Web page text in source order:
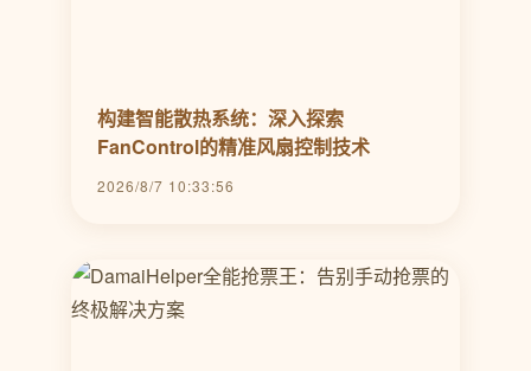
构建智能散热系统：深入探索
FanControl的精准风扇控制技术
2026/8/7 10:33:56